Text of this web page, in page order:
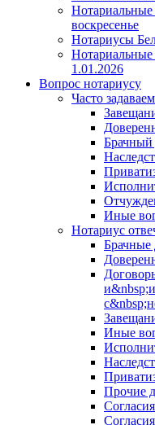
воскресенье
Нотариусы
1.01.2026
Вопрос нотариусу
Часто
Брачный
Иные
Нотариус
Брачные
Иные
Прочие
Согласия